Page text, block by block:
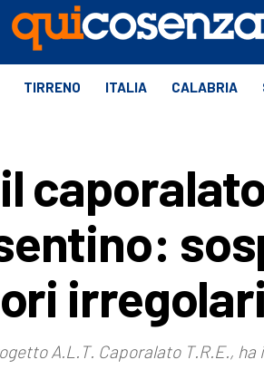
TIRRENO ITALIA CALABRIA
irregolari
A.L.T. Caporalato T.R.E.,